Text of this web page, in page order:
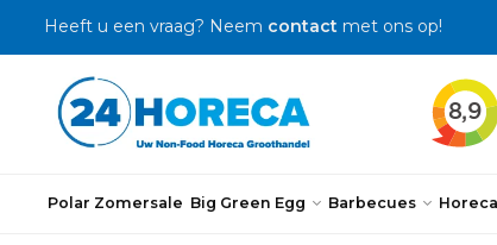
Heeft u een vraag? Neem contact met ons op!
Polar Zomersale Big Green Egg Barbecues